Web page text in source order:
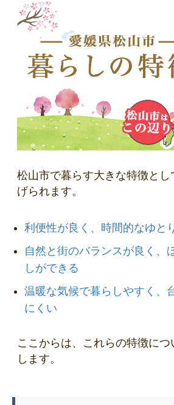
松山市で暮らす大きな特徴とし
げられます。
利便性が良く、時間的なゆと
自然と街のバランスが良く、
しができる
温暖な気候で暮らしやすく、
にくい
ここからは、これらの特徴に
します。